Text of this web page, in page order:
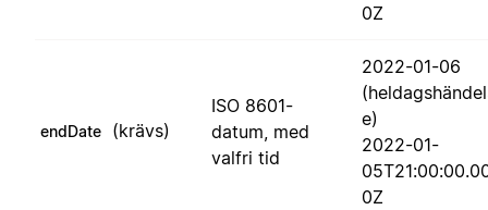
0Z
endDate (krävs)
ISO 8601-
datum, med
valfri tid
2022-01-06
e)
2022-01-
0Z